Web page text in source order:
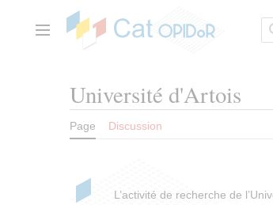
contenuMenu principal
Université d'Artois
Page Discussion
L’activité de recherche de